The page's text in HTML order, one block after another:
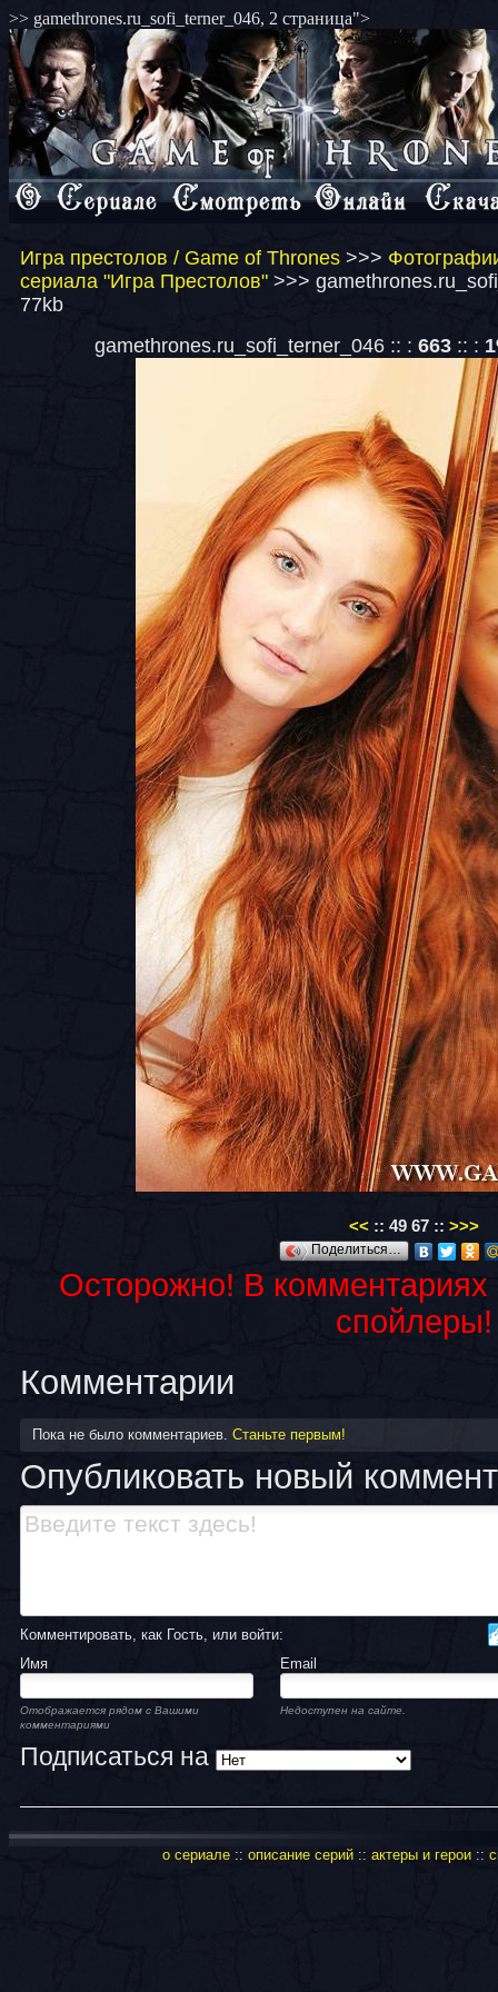
>> gamethrones.ru_sofi_terner_046, 2 страница">
Игра престолов / Game of Thrones >>>
сериала "Игра Престолов" >>>
77kb
gamethrones.ru_sofi_terner_046 :: : 663 :: :
<< :: 49 67 :: >>>
Поделиться…
Осторожно! В
спойлеры!
Комментарии
Пока не было комментариев. Станьте первым!
Опубликовать новый
Комментировать, как Гость, или войти:
Имя
Email
Отображается рядом с Вашими
комментариями
Недоступен на сайте.
Подписаться на
о сериале:: описание серий:: актеры и герои::